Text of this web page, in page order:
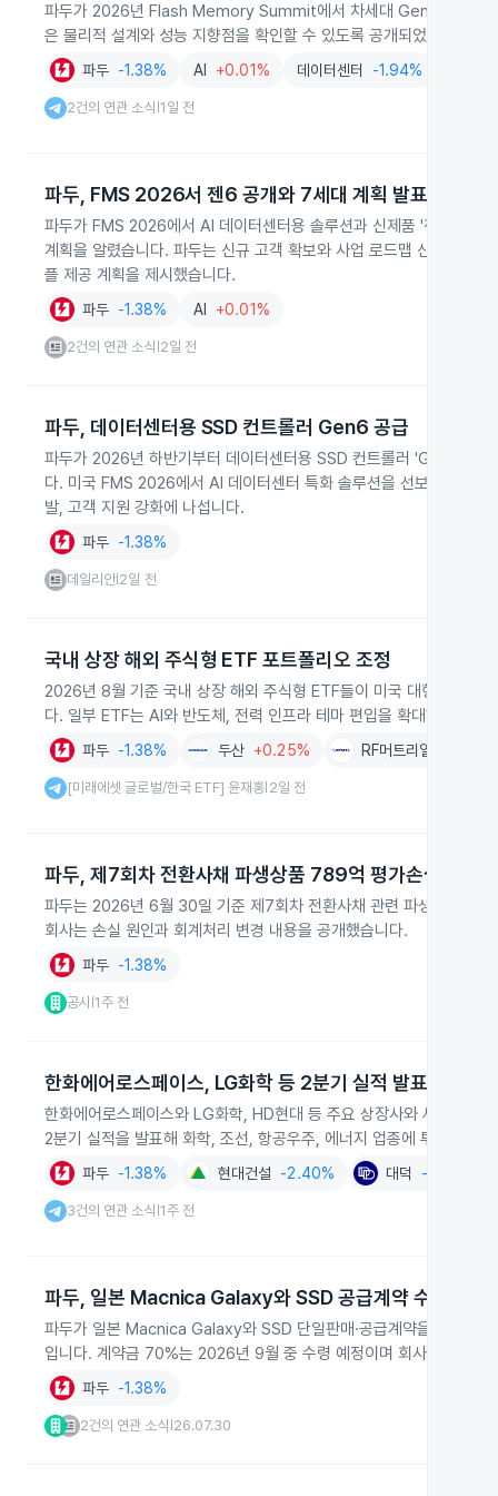
파두가 2026년 Flash Memory Summit에서 차세대 Gen6 SSD 실
은 물리적 설계와 성능 지향점을 확인할 수 있도록 공개되었고 데이
파두 -1.38% AI +0.01% 데이터센터 -1.94%
2건의 연관 소식 1일 전
파두, FMS 2026서 젠6 공개와 7세대 계획 발표
파두가 FMS 2026에서 AI 데이터센터용 솔루션과 신제품 '젠6' SSD
계획을 알렸습니다. 파두는 신규 고객 확보와 사업 로드맵 신뢰성 제
플 제공 계획을 제시했습니다.
파두 -1.38% AI +0.01%
2건의 연관 소식 2일 전
파두, 데이터센터용 SSD 컨트롤러 Gen6 공급
파두가 2026년 하반기부터 데이터센터용 SSD 컨트롤러 'Gen6' 공
다. 미국 FMS 2026에서 AI 데이터센터 특화 솔루션을 선보였고 '파
발, 고객 지원 강화에 나섭니다.
파두 -1.38%
데일리안| 2일 전
국내 상장 해외 주식형 ETF 포트폴리오 조정
2026년 8월 기준 국내 상장 해외 주식형 ETF들이 미국 대형주와 AI,
다. 일부 ETF는 AI와 반도체, 전력 인프라 테마 편입을 확대하면서 관
파두 -1.38% 두산 +0.25% RF머트리얼즈
[미래에셋 글로벌/한국 ETF] 윤재홍 2일 전
파두, 제7회차 전환사채 파생상품 789억 평가손실 공시
파두는 2026년 6월 30일 기준 제7회차 전환사채 관련 파생상품에
회사는 손실 원인과 회계처리 변경 내용을 공개했습니다.
파두 -1.38%
공시 |1주 전
한화에어로스페이스, LG화학 등 2분기 실적 발표 집중
한화에어로스페이스와 LG화학, HD현대 등 주요 상장사와 셰브런,
2분기 실적을 발표해 화학, 조선, 항공우주, 에너지 업종에 투자자 관
파두 -1.38% 현대건설 -2.40% 대덕 -0.27%
3건의 연관 소식 1주 전
파두, 일본 Macnica Galaxy와 SSD 공급계약 수주
파두가 일본 Macnica Galaxy와 SSD 단일판매·공급계약을 체결해
입니다. 계약금 70%는 2026년 9월 중 수령 예정이며 회사는 2026
파두 -1.38%
2건의 연관 소식 26.07.30